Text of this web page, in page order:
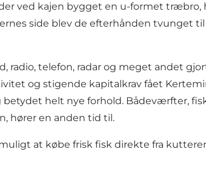
ved kajen bygget en u-formet
side blev de efterhånden tvunget
radio, telefon, radar og meget andet
og stigende kapitalkrav fået
helt nye forhold. Bådeværfter,
hører en anden tid til.
at købe frisk fisk direkte fra